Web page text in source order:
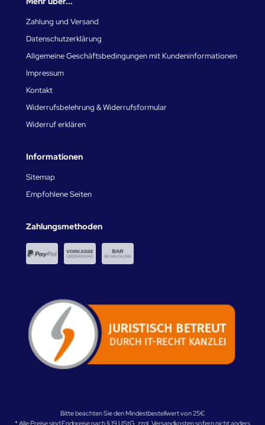
Zahlung und Versand
Datenschutzerklärung
Allgemeine Geschäftsbedingungen mit Kundeninformationen
Impressum
Kontakt
Widerrufsbelehrung & Widerrufsformular
Widerruf erklären
Informationen
Sitemap
Empfohlene Seiten
Zahlungsmethoden
Bitte beachten Sie den Mindestbestellwert von 25€
* Alle Preise sind Endpreise nach § 19 UStG. zzgl. Versandkostensofern nicht anders